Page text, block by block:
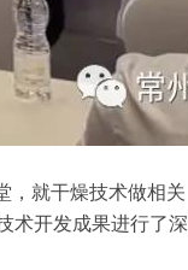
，就干燥技术做相关
术开发成果进行了深